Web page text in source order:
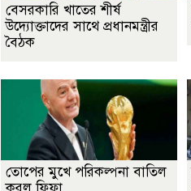
বেসরকারি খাতের শীর্ষ
উদ্যোক্তাদের সাথে প্রধানমন্ত্রীর
বৈঠক
তোপের মুখে পরিকল্পনা বাতিল